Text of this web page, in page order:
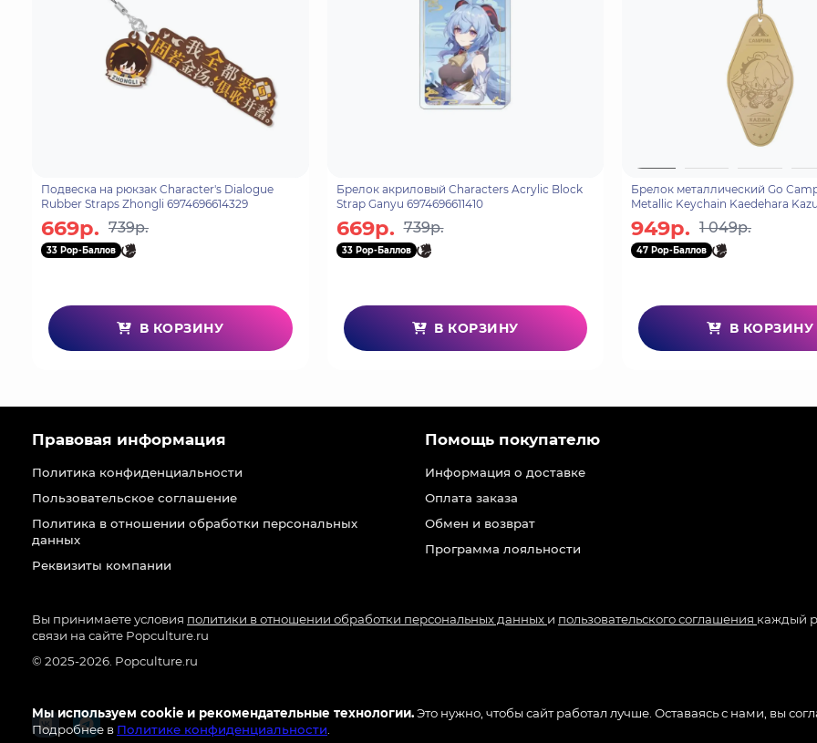
Подвеска на рюкзак Character's Dialogue
Rubber Straps Zhongli 6974696614329
669р. 739р.
33 Pop-Баллов
В КОРЗИНУ
Брелок акриловый Characters Acrylic Block
Strap Ganyu 6974696611410
669р. 739р.
33 Pop-Баллов
В КОРЗИНУ
Брелок металлический Go
Metallic Keychain Kaedehara
949р. 1 049р.
47 Pop-Баллов
В КОРЗИНУ
Мы используем cookie и рекомендательные технологии.Это нужно, чтобы сайт работал лучше. Оставаясь с нами, вы
Подробнее в Политике конфиденциальности
Правовая информация
Политика конфиденциальности
Пользовательское соглашение
Политика в отношении обработки персональных
данных
Реквизиты компании
Помощь покупателю
Информация о доставке
Оплата заказа
Обмен и возврат
Программа лояльности
Вы принимаете условия политики в отношении обработки персональных данных и пользовательского соглашения каждый
связи на сайте Popculture.ru
© 2025-2026. Popculture.ru